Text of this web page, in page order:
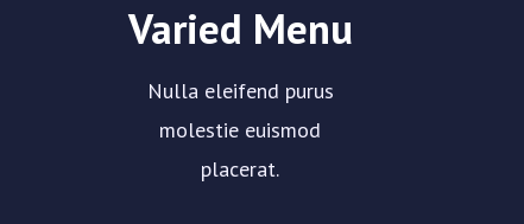
Varied Menu
Nulla eleifend purus
molestie euismod
placerat.